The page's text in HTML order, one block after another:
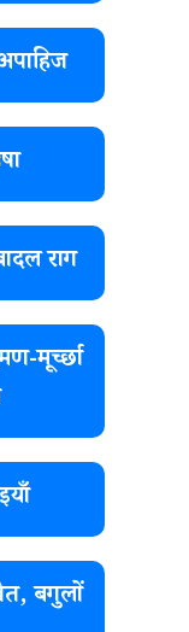
राग
मूर्च्छा
बगुलों